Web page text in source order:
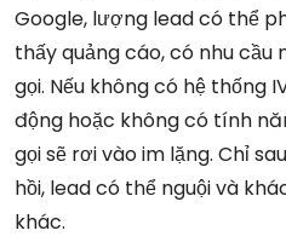
Google, lượng lead có thể
thấy quảng cáo, có nhu
gọi. Nếu không có hệ thống
động hoặc không có tính
gọi sẽ rơi vào im lặng. Chỉ
hồi, lead có thể nguội và
khác.